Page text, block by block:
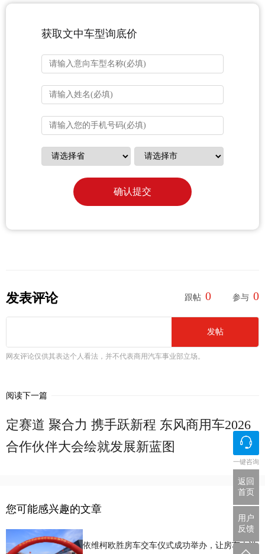
获取文中车型询底价
确认提交
发表评论 跟帖 0 参与 0
发帖
网友评论仅供其表达个人看法，并不代表商用汽车事业部立场。
阅读下一篇
定赛道 聚合力 携手跃新程 东风商用车2026
合作伙伴大会绘就发展新蓝图
您可能感兴趣的文章
依维柯欧胜房车交车仪式成功举办，让房车走进
一键咨询
返回
首页
用户
反馈